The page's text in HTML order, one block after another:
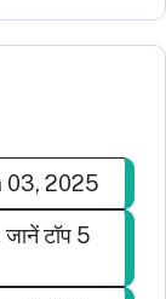
03, 2025
टॉप 5